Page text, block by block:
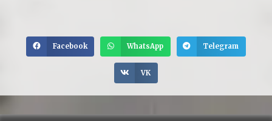
Facebook WhatsApp Telegram
VK